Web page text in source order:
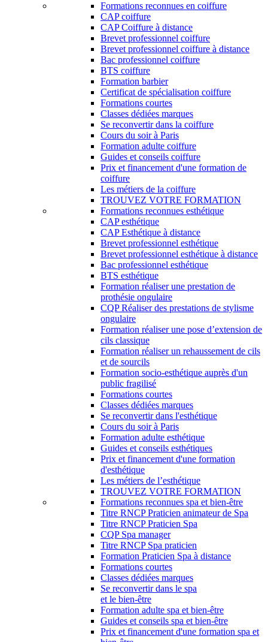
Formations reconnues en coiffure
CAP coiffure
CAP Coiffure à distance
Brevet professionnel coiffure
Brevet professionnel coiffure à distance
Bac professionnel coiffure
BTS coiffure
Formation barbier
Certificat de spécialisation coiffure
Formations courtes
Classes dédiées marques
Se reconvertir dans la coiffure
Cours du soir à Paris
Formation adulte coiffure
Guides et conseils coiffure
Prix et financement d'une formation de
coiffure
Les métiers de la coiffure
TROUVEZ VOTRE FORMATION
Formations reconnues esthétique
CAP esthétique
CAP Esthétique à distance
Brevet professionnel esthétique
Brevet professionnel esthétique à distance
Bac professionnel esthétique
BTS esthétique
Formation réaliser une prestation de
prothésie ongulaire
CQP Réaliser des prestations de stylisme
ongulaire
Formation réaliser une pose d’extension de
cils classique
Formation réaliser un rehaussement de cils
et de sourcils
Formation socio-esthétique auprès d'un
public fragilisé
Formations courtes
Classes dédiées marques
Se reconvertir dans l'esthétique
Cours du soir à Paris
Formation adulte esthétique
Guides et conseils esthétiques
Prix et financement d'une formation
d'esthétique
Les métiers de l’esthétique
TROUVEZ VOTRE FORMATION
Formations reconnues spa et bien-être
Titre RNCP Praticien animateur de Spa
Titre RNCP Praticien Spa
CQP Spa manager
Titre RNCP Spa praticien
Formation Praticien Spa à distance
Formations courtes
Classes dédiées marques
Se reconvertir dans le spa
et le bien-être
Formation adulte spa et bien-être
Guides et conseils spa et bien-être
Prix et financement d'une formation spa et